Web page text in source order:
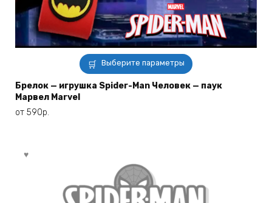
Выберите параметры
Этот
товар
имеет
на
странице
товара.
Брелок — игрушка Spider-Man Человек — паук
Марвел Marvel
от 590р.